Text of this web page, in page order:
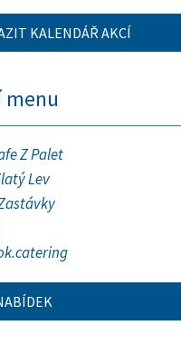
KALENDÁŘ AKCÍ
menu
Z Palet
Lev